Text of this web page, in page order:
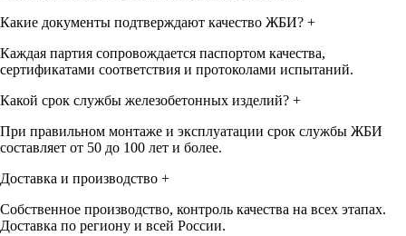
Какие документы подтверждают качество ЖБИ? +
Каждая партия сопровождается паспортом качества,
сертификатами соответствия и протоколами испытаний.
Какой срок службы железобетонных изделий? +
При правильном монтаже и эксплуатации срок службы ЖБИ
составляет от 50 до 100 лет и более.
Доставка и производство +
Собственное производство, контроль качества на всех этапах.
Доставка по региону и всей России.